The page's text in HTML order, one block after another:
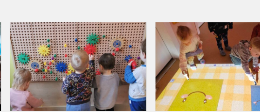
Tolerancijos
mėnuo
,,Kiškučių"
grupės
interaktyvioji
veikla